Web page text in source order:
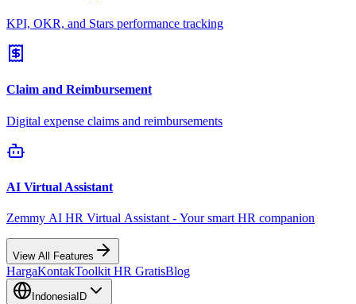
KPI, OKR, and Stars performance tracking
Claim and Reimbursement
Digital expense claims and reimbursements
AI Virtual Assistant
Zemmy AI HR Virtual Assistant - Your smart HR companion
View All Features
HargaKontakToolkit HR GratisBlog
IndonesiaID